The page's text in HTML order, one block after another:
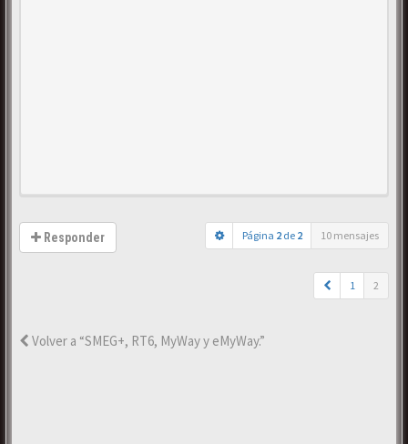
Responder Página 2 de 2 10 mensajes
1 2
Volver a “SMEG+, RT6, MyWay y eMyWay.”